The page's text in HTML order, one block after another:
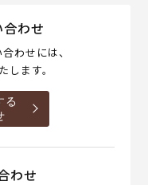
わせ
わせには、
します。
る
わせ